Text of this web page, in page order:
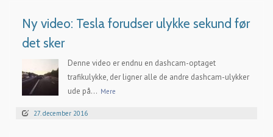
Ny video: Tesla forudser ulykke sekund før
det sker
Denne video er endnu en dashcam-optaget
trafikulykke, der ligner alle de andre dashcam-ulykker
ude på... Mere
27. december 2016